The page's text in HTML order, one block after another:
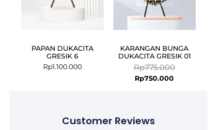
PAPAN DUKACITA
GRESIK 6
Rp1.100.000
KARANGAN BUNGA
DUKACITA GRESIK 01
Rp775.000
Rp750.000
Customer Reviews